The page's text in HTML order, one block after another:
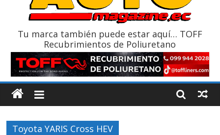
La FEDAK recibe 12 Sinotruk Bolden para cubrir las rutas de La
Tu marca también puede estar aquí… TOFF
Recubrimientos de Poliuretano
Toyota YARIS Cross HEV